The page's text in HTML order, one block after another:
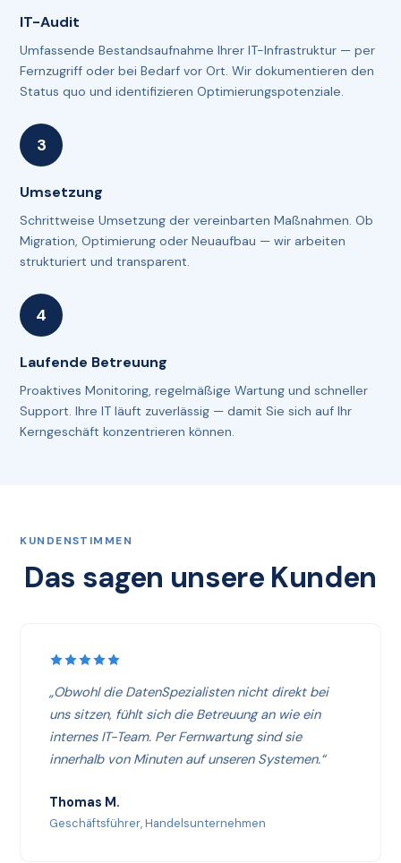
IT-Audit
Umfassende Bestandsaufnahme Ihrer IT-Infrastruktur — per
Fernzugriff oder bei Bedarf vor Ort. Wir dokumentieren den
Status quo und identifizieren Optimierungspotenziale.
Umsetzung
Schrittweise Umsetzung der vereinbarten Maßnahmen. Ob
Migration, Optimierung oder Neuaufbau — wir arbeiten
strukturiert und transparent.
Laufende Betreuung
Proaktives Monitoring, regelmäßige Wartung und schneller
Support. Ihre IT läuft zuverlässig — damit Sie sich auf Ihr
Kerngeschäft konzentrieren können.
KUNDENSTIMMEN
Das sagen unsere Kunden
„Obwohl die DatenSpezialisten nicht direkt bei
uns sitzen, fühlt sich die Betreuung an wie ein
internes IT-Team. Per Fernwartung sind sie
innerhalb von Minuten auf unseren Systemen.“
Thomas M.
Geschäftsführer, Handelsunternehmen